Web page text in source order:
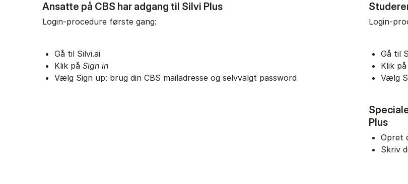
Ansatte på CBS har adgang til Silvi Plus
Login-procedure første gang:
Gå til Silvi.ai
Klik på Sign in
Vælg Sign up: brug din CBS mailadresse og selvvalgt password
Login-
Gå til
Klik
Vælg
Plus
Opret
Skriv